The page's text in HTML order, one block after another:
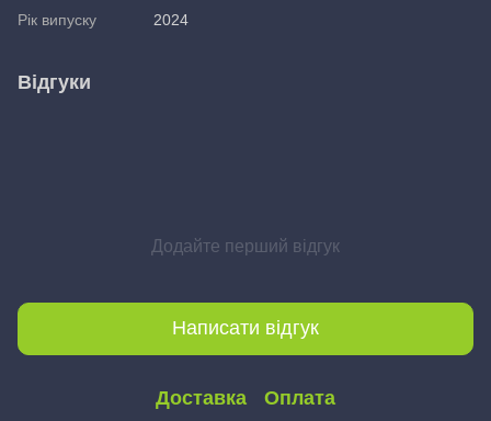
Рік випуску
2024
Відгуки
Додайте перший відгук
Написати відгук
Доставка Оплата